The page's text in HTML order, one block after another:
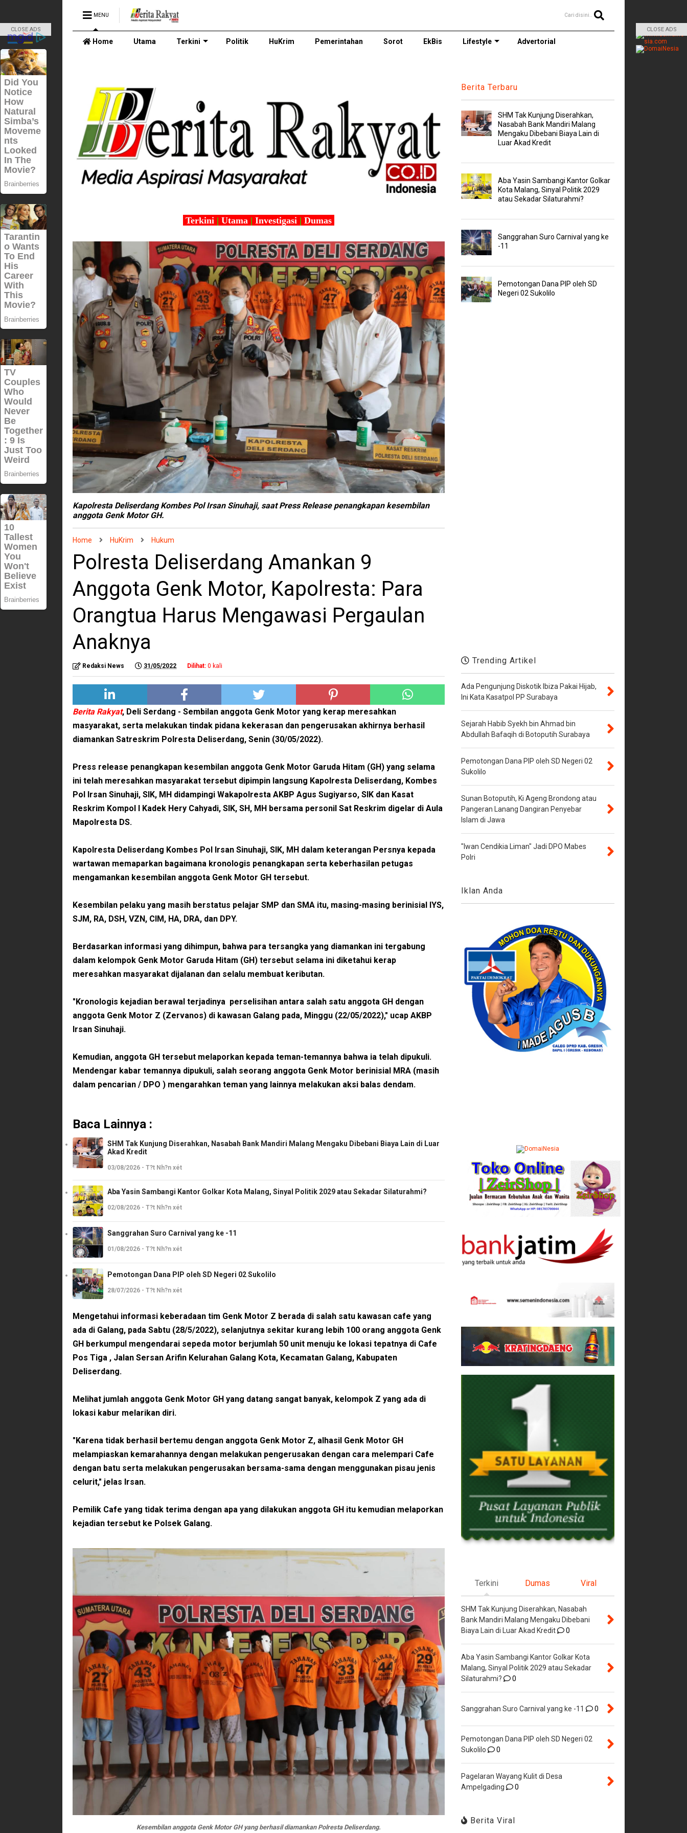
MENU Cari disini..
Home Utama Terkini Politik HuKrim Pemerintahan Sorot EkBis Lifestyle Advertorial
Terkini | Utama | Investigasi | Dumas
Kapolresta Deliserdang Kombes Pol Irsan Sinuhaji, saat Press Release penangkapan kesembilan
anggota Genk Motor GH.
Home HuKrim Hukum
Polresta Deliserdang Amankan 9
Anggota Genk Motor, Kapolresta: Para
Orangtua Harus Mengawasi Pergaulan
Anaknya
Redaksi News 31/05/2022 Dilihat: 0 kali
Berita Rakyat, Deli Serdang - Sembilan anggota Genk Motor yang kerap meresahkan
masyarakat, serta melakukan tindak pidana kekerasan dan pengerusakan akhirnya berhasil
diamankan Satreskrim Polresta Deliserdang, Senin (30/05/2022).
Press release penangkapan kesembilan anggota Genk Motor Garuda Hitam (GH) yang selama
ini telah meresahkan masyarakat tersebut dipimpin langsung Kapolresta Deliserdang, Kombes
Pol Irsan Sinuhaji, SIK, MH didampingi Wakapolresta AKBP Agus Sugiyarso, SIK dan Kasat
Reskrim Kompol I Kadek Hery Cahyadi, SIK, SH, MH bersama personil Sat Reskrim digelar di Aula
Mapolresta DS.
Kapolresta Deliserdang Kombes Pol Irsan Sinuhaji, SIK, MH dalam keterangan Persnya kepada
wartawan memaparkan bagaimana kronologis penangkapan serta keberhasilan petugas
mengamankan kesembilan anggota Genk Motor GH tersebut.
Kesembilan pelaku yang masih berstatus pelajar SMP dan SMA itu, masing-masing berinisial IYS,
SJM, RA, DSH, VZN, CIM, HA, DRA, dan DPY.
Berdasarkan informasi yang dihimpun, bahwa para tersangka yang diamankan ini tergabung
dalam kelompok Genk Motor Garuda Hitam (GH) tersebut selama ini diketahui kerap
meresahkan masyarakat dijalanan dan selalu membuat keributan.
"Kronologis kejadian berawal terjadinya perselisihan antara salah satu anggota GH dengan
anggota Genk Motor Z (Zervanos) di kawasan Galang pada, Minggu (22/05/2022)," ucap AKBP
Irsan Sinuhaji.
Kemudian, anggota GH tersebut melaporkan kepada teman-temannya bahwa ia telah dipukuli.
Mendengar kabar temannya dipukuli, salah seorang anggota Genk Motor berinisial MRA (masih
dalam pencarian / DPO ) mengarahkan teman yang lainnya melakukan aksi balas dendam.
Baca Lainnya :
SHM Tak Kunjung Diserahkan, Nasabah Bank Mandiri Malang Mengaku Dibebani Biaya Lain di Luar
Akad Kredit
03/08/2026 - T?t Nh?n xét
Aba Yasin Sambangi Kantor Golkar Kota Malang, Sinyal Politik 2029 atau Sekadar Silaturahmi?
02/08/2026 - T?t Nh?n xét
Sanggrahan Suro Carnival yang ke -11
01/08/2026 - T?t Nh?n xét
Pemotongan Dana PIP oleh SD Negeri 02 Sukolilo
28/07/2026 - T?t Nh?n xét
Mengetahui informasi keberadaan tim Genk Motor Z berada di salah satu kawasan cafe yang
ada di Galang, pada Sabtu (28/5/2022), selanjutnya sekitar kurang lebih 100 orang anggota Genk
GH berkumpul mengendarai sepeda motor berjumlah 50 unit menuju ke lokasi tepatnya di Cafe
Pos Tiga , Jalan Sersan Arifin Kelurahan Galang Kota, Kecamatan Galang, Kabupaten
Deliserdang.
Melihat jumlah anggota Genk Motor GH yang datang sangat banyak, kelompok Z yang ada di
lokasi kabur melarikan diri.
"Karena tidak berhasil bertemu dengan anggota Genk Motor Z, alhasil Genk Motor GH
melampiaskan kemarahannya dengan melakukan pengerusakan dengan cara melempari Cafe
dengan batu serta melakukan pengerusakan bersama-sama dengan menggunakan pisau jenis
celurit," jelas Irsan.
Pemilik Cafe yang tidak terima dengan apa yang dilakukan anggota GH itu kemudian melaporkan
kejadian tersebut ke Polsek Galang.
Kesembilan anggota Genk Motor GH yang berhasil diamankan Polresta Deliserdang.
Berita Terbaru
SHM Tak Kunjung Diserahkan,
Nasabah Bank Mandiri Malang
Mengaku Dibebani Biaya Lain di
Luar Akad Kredit
Aba Yasin Sambangi Kantor Golkar
Kota Malang, Sinyal Politik 2029
atau Sekadar Silaturahmi?
Sanggrahan Suro Carnival yang ke
-11
Pemotongan Dana PIP oleh SD
Negeri 02 Sukolilo
Trending Artikel
Ada Pengunjung Diskotik Ibiza Pakai Hijab,
Ini Kata Kasatpol PP Surabaya
Sejarah Habib Syekh bin Ahmad bin
Abdullah Bafaqih di Botoputih Surabaya
Pemotongan Dana PIP oleh SD Negeri 02
Sukolilo
Sunan Botoputih, Ki Ageng Brondong atau
Pangeran Lanang Dangiran Penyebar
Islam di Jawa
"Iwan Cendikia Liman" Jadi DPO Mabes
Polri
Iklan Anda
Terkini Dumas Viral
SHM Tak Kunjung Diserahkan, Nasabah
Bank Mandiri Malang Mengaku Dibebani
Biaya Lain di Luar Akad Kredit
0
Aba Yasin Sambangi Kantor Golkar Kota
Malang, Sinyal Politik 2029 atau Sekadar
Silaturahmi?
0
Sanggrahan Suro Carnival yang ke -11 0
Pemotongan Dana PIP oleh SD Negeri 02
Sukolilo
0
Pagelaran Wayang Kulit di Desa
Ampelgading
0
Berita Viral
CLOSE ADS CLOSE ADS